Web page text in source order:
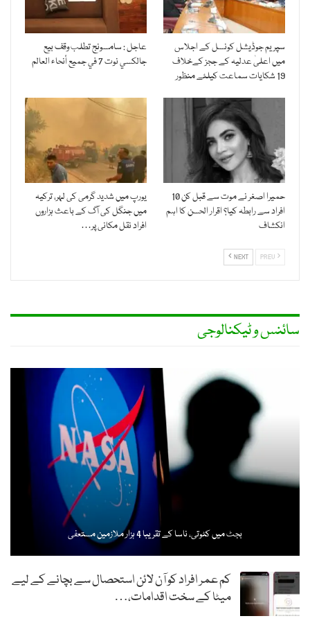
سپریم جوڈیشل کونسل کے اجلاس
میں اعلیٰ عدلیہ کے ججز کےخلاف
19 شکایات سماعت کیلئے منظور
عاجل : سامسونج تطلب وقف بيع
جالكسي نوت 7 في جميع أنحاء العالم
حمیرا اصغر نے موت سے قبل کن 10
افراد سے رابطہ کیا؟ اقرار الحسن کا اہم
انکشاف
یورپ میں شدید گرمی کی لہر، ترکیہ
میں جنگل کی آگ کے باعث ہزاروں
افراد نقل مکانی پر…
NEXT
سائنس و ٹیکنالوجی
بجٹ میں کٹوتی، ناسا کے تقریبا 4 ہزار ملازمین مستعفی
کم عمر افراد کو آن لائن استحصال سے بچانے کے لیے
میٹا کے سخت اقدامات،…